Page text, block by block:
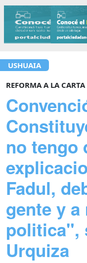
USHUAIA
REFORMA A LA
no tengo
Fadul,
gente y
politica",
Urquiza